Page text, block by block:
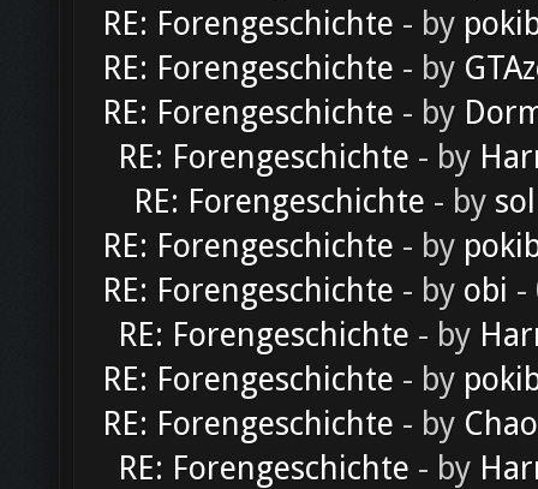
RE: Forengeschichte - by
RE: Forengeschichte - by
RE: Forengeschichte - by
RE: Forengeschichte - by
RE: Forengeschichte - by
RE: Forengeschichte - by
RE: Forengeschichte - by obi -
RE: Forengeschichte - by
RE: Forengeschichte - by
RE: Forengeschichte - by
RE: Forengeschichte - by